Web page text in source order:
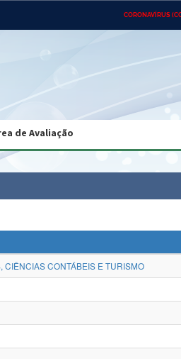
CORONAVÍRUS
Ministério do Desenvolvimento
Regional
Advocacia-Geral da União
de Avaliação
CONTÁBEIS E TURISMO